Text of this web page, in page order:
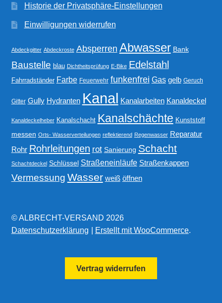
Historie der Privatsphäre-Einstellungen
Einwilligungen widerrufen
Abdeckgitter Abdeckroste Absperren Abwasser Bank
Baustelle blau Dichtheitsprüfung E-Bike Edelstahl
Fahrradständer Farbe Feuerwehr funkenfrei Gas gelb Geruch
Gitter Gully Hydranten Kanal Kanalarbeiten Kanaldeckel
Kanaldeckelheber Kanalschacht Kanalschächte Kunststoff
messen Orts- Wasserverteilungen reflektierend Regenwasser Reparatur
Rohr Rohrleitungen rot Sanierung Schacht
Schachtdeckel Schlüssel Straßeneinläufe Straßenkappen
Vermessung Wasser weiß öffnen
© ALBRECHT-VERSAND 2026
Datenschutzerklärung
Erstellt mit WooCommerce.
Vertrag widerrufen